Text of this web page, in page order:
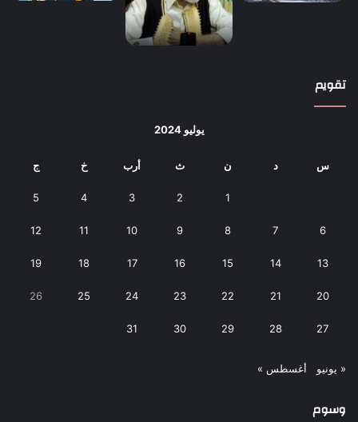
تقويم
يوليو 2024
س د ن ث أرب خ ج
1
2
3
4
5
6
7
8
9
10
11
12
13
14
15
16
17
18
19
20
21
22
23
24
25
26
27
28
29
30
31
« يونيو أغسطس »
وسوم